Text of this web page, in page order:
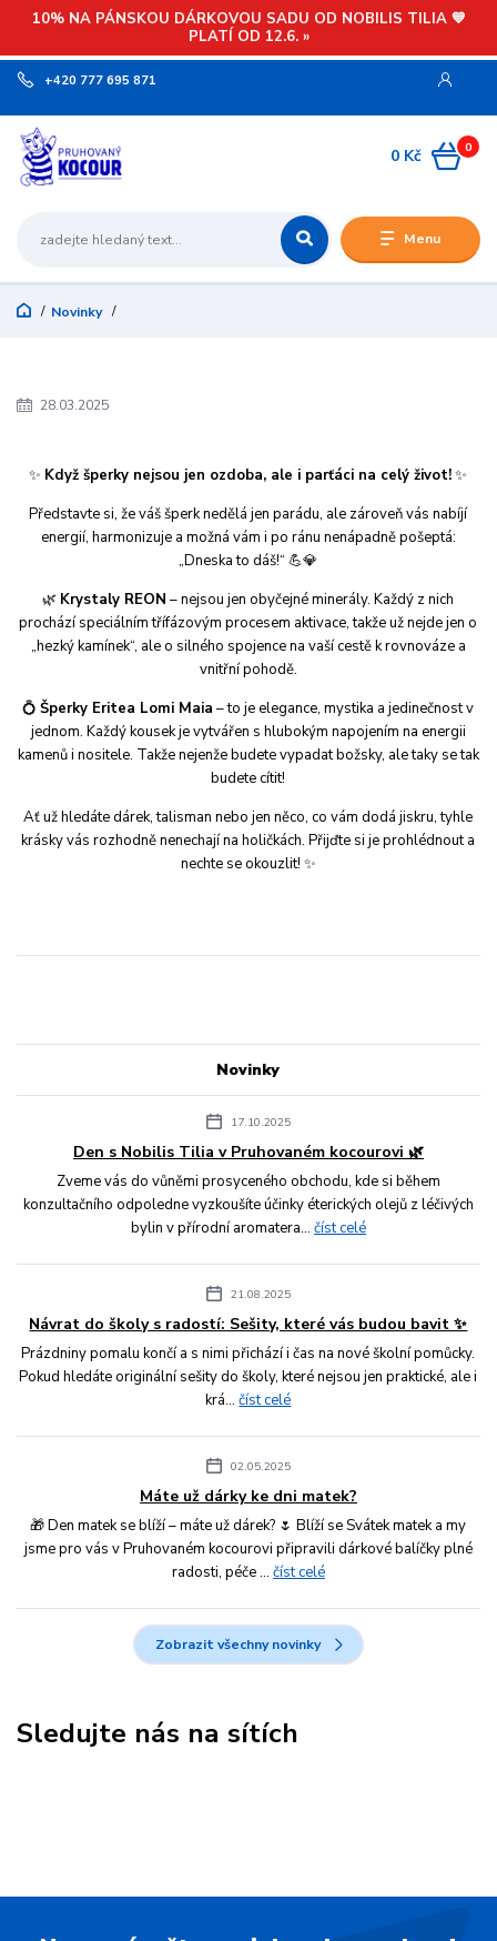
10% NA PÁNSKOU DÁRKOVOU SADU OD NOBILIS TILIA 💙
PLATÍ OD 12.6. »
Menu
+420 777 695 871
0
0 Kč
Novinky
Novinky
17.10.2025
Den s Nobilis Tilia v Pruhovaném kocourovi 🌿
Zveme vás do vůněmi prosyceného obchodu, kde si během
konzultačního odpoledne vyzkoušíte účinky éterických olejů z léčivých
bylin v přírodní aromatera... číst celé
21.08.2025
Návrat do školy s radostí: Sešity, které vás budou bavit ✨
Prázdniny pomalu končí a s nimi přichází i čas na nové školní pomůcky.
Pokud hledáte originální sešity do školy, které nejsou jen praktické, ale i
krá...číst celé
02.05.2025
Máte už dárky ke dni matek?
🎁 Den matek se blíží – máte už dárek? 🌷 Blíží se Svátek matek a my
jsme pro vás v Pruhovaném kocourovi připravili dárkové balíčky plné
radosti, péče ... číst celé
Zobrazit všechny novinky
Sledujte nás na sítích
28.03.2025
✨ Když šperky nejsou jen ozdoba, ale i parťáci na celý život!✨
Představte si, že váš šperk nedělá jen parádu, ale zároveň vás nabíjí
energií, harmonizuje a možná vám i po ránu nenápadně pošeptá:
„Dneska to dáš!“ 💪💎
🌿 Krystaly REON – nejsou jen obyčejné minerály. Každý z nich
prochází speciálním třífázovým procesem aktivace, takže už nejde jen o
„hezký kamínek“, ale o silného spojence na vaší cestě k rovnováze a
vnitřní pohodě.
💍Šperky Eritea Lomi Maia – to je elegance, mystika a jedinečnost v
jednom. Každý kousek je vytvářen s hlubokým napojením na energii
kamenů i nositele. Takže nejenže budete vypadat božsky, ale taky se tak
budete cítit!
Ať už hledáte dárek, talisman nebo jen něco, co vám dodá jiskru, tyhle
krásky vás rozhodně nenechají na holičkách. Přijďte si je prohlédnout a
nechte se okouzlit! ✨